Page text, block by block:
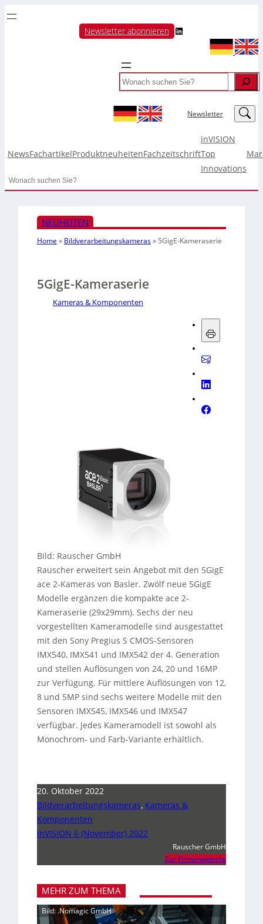
Newsletter abonnieren LinkedIn
Search
Newsletter LinkedIn
NewsFachartikelProduktneuheitenFachzeitschrift
inVISION
Top
Innovations
Search
NEUHEITEN
Home » Bildverarbeitungskameras» 5GigE-Kameraserie
5GigE-Kameraserie
Kameras & Komponenten
Bild: Rauscher GmbH
Rauscher erweitert sein Angebot mit den 5GigE
ace 2-Kameras von Basler. Zwölf neue 5GigE
Modelle ergänzen die kompakte ace 2-
Kameraserie (29x29mm). Sechs der neu
vorgestellten Kameramodelle sind ausgestattet
mit den Sony Pregius S CMOS-Sensoren
IMX540, IMX541 und IMX542 der 4. Generation
und stellen Auflösungen von 24, 20 und 16MP
zur Verfügung. Für mittlere Auflösungen von 12,
8 und 5MP sind sechs weitere Modelle mit den
Sensoren IMX545, IMX546 und IMX547
verfügbar. Jedes Kameramodell ist sowohl als
Monochrom- und Farb-Variante erhältlich.
20. Oktober 2022
Bildverarbeitungskameras, Kameras &
Komponenten
inVISION 6 (November) 2022
Rauscher GmbH
Zur Firmenwebsite
MEHR ZUM THEMA
Bild: .Nomagic GmbH